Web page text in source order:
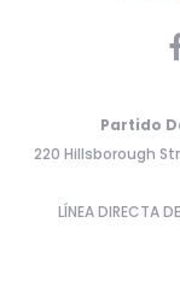
Partido
220 Hillsborough
LÍNEA DIRECTA